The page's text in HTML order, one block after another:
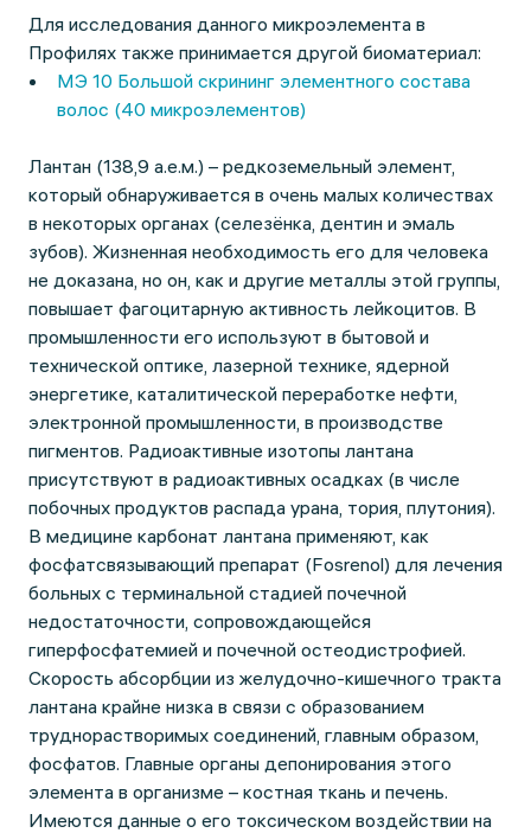
Для исследования данного микроэлемента в
Профилях также принимается другой биоматериал:
МЭ 10 Большой скрининг элементного состава
волос (40 микроэлементов)
Лантан (138,9 а.е.м.) – редкоземельный элемент,
который обнаруживается в очень малых количествах
в некоторых органах (селезёнка, дентин и эмаль
зубов). Жизненная необходимость его для человека
не доказана, но он, как и другие металлы этой группы,
повышает фагоцитарную активность лейкоцитов. В
промышленности его используют в бытовой и
технической оптике, лазерной технике, ядерной
энергетике, каталитической переработке нефти,
электронной промышленности, в производстве
пигментов. Радиоактивные изотопы лантана
присутствуют в радиоактивных осадках (в числе
побочных продуктов распада урана, тория, плутония).
В медицине карбонат лантана применяют, как
фосфатсвязывающий препарат (Fosrenol) для лечения
больных с терминальной стадией почечной
недостаточности, сопровождающейся
гиперфосфатемией и почечной остеодистрофией.
Скорость абсорбции из желудочно-кишечного тракта
лантана крайне низка в связи с образованием
труднорастворимых соединений, главным образом,
фосфатов. Главные органы депонирования этого
элемента в организме – костная ткань и печень.
Имеются данные о его токсическом воздействии на